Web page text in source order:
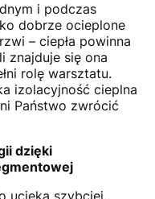
i podczas
dobrze ocieplone
– ciepła powinna
znajduje się ona
rolę warsztatu.
izolacyjność cieplna
Państwo zwrócić
dzięki